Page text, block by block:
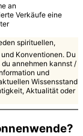
an
Verkäufe eine
spirituellen,
Konventionen. Du
annehmen kannst /
und
Wissensstand
Aktualität oder